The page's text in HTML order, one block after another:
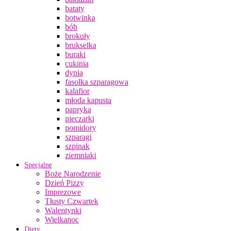
bataty
botwinka
bób
brokuły
brukselka
buraki
cukinia
dynia
fasolka szparagowa
kalafior
młoda kapusta
papryka
pieczarki
pomidory
szparagi
szpinak
ziemniaki
Specjalne
Boże Narodzenie
Dzień Pizzy
Imprezowe
Tłusty Czwartek
Walentynki
Wielkanoc
Diety